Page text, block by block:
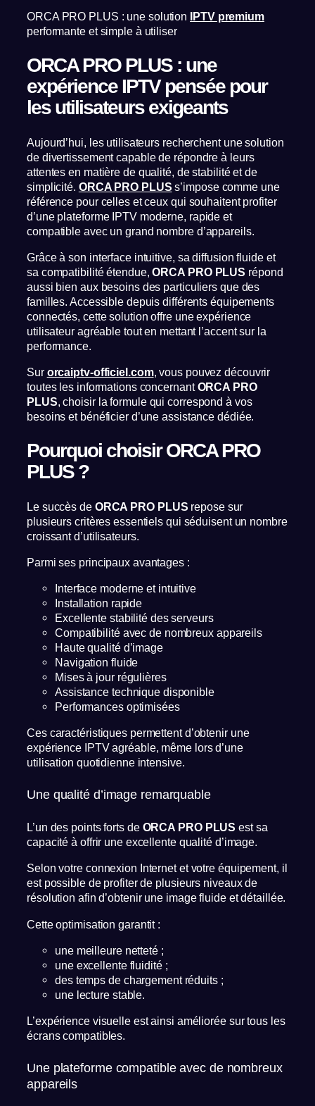
ORCA PRO PLUS : une solution IPTV premium
performante et simple à utiliser
ORCA PRO PLUS : une
expérience IPTV pensée pour
les utilisateurs exigeants
Aujourd’hui, les utilisateurs recherchent une solution
de divertissement capable de répondre à leurs
attentes en matière de qualité, de stabilité et de
simplicité. ORCA PRO PLUS s’impose comme une
référence pour celles et ceux qui souhaitent profiter
d’une plateforme IPTV moderne, rapide et
compatible avec un grand nombre d’appareils.
Grâce à son interface intuitive, sa diffusion fluide et
sa compatibilité étendue,ORCA PRO PLUS répond
aussi bien aux besoins des particuliers que des
familles. Accessible depuis différents équipements
connectés, cette solution offre une expérience
utilisateur agréable tout en mettant l’accent sur la
performance.
Sur orcaiptv-officiel.com, vous pouvez découvrir
toutes les informations concernantORCA PRO
PLUS, choisir la formule qui correspond à vos
besoins et bénéficier d’une assistance dédiée.
Pourquoi choisir ORCA PRO
PLUS ?
Le succès de ORCA PRO PLUS repose sur
plusieurs critères essentiels qui séduisent un nombre
croissant d’utilisateurs.
Parmi ses principaux avantages :
Interface moderne et intuitive
Installation rapide
Excellente stabilité des serveurs
Compatibilité avec de nombreux appareils
Haute qualité d’image
Navigation fluide
Mises à jour régulières
Assistance technique disponible
Performances optimisées
Ces caractéristiques permettent d’obtenir une
expérience IPTV agréable, même lors d’une
utilisation quotidienne intensive.
Une qualité d’image remarquable
L’un des points forts de ORCA PRO PLUS est sa
capacité à offrir une excellente qualité d’image.
Selon votre connexion Internet et votre équipement, il
est possible de profiter de plusieurs niveaux de
résolution afin d’obtenir une image fluide et détaillée.
Cette optimisation garantit :
une meilleure netteté ;
une excellente fluidité ;
des temps de chargement réduits ;
une lecture stable.
L’expérience visuelle est ainsi améliorée sur tous les
écrans compatibles.
Une plateforme compatible avec de nombreux
appareils